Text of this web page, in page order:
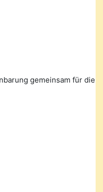
gemeinsam für die